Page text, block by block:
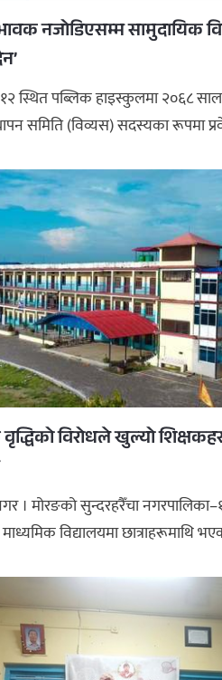
नजोडिएसम्म सामुदायिक
स्थित पब्लिक हाइस्कुलमा २०६८
समिति (विव्यस) सदस्यका रूपमा
विरोधले खुल्यो
। मोरङको सुन्दरहरैँचा
विद्यालयमा छात्राहरूमाथि